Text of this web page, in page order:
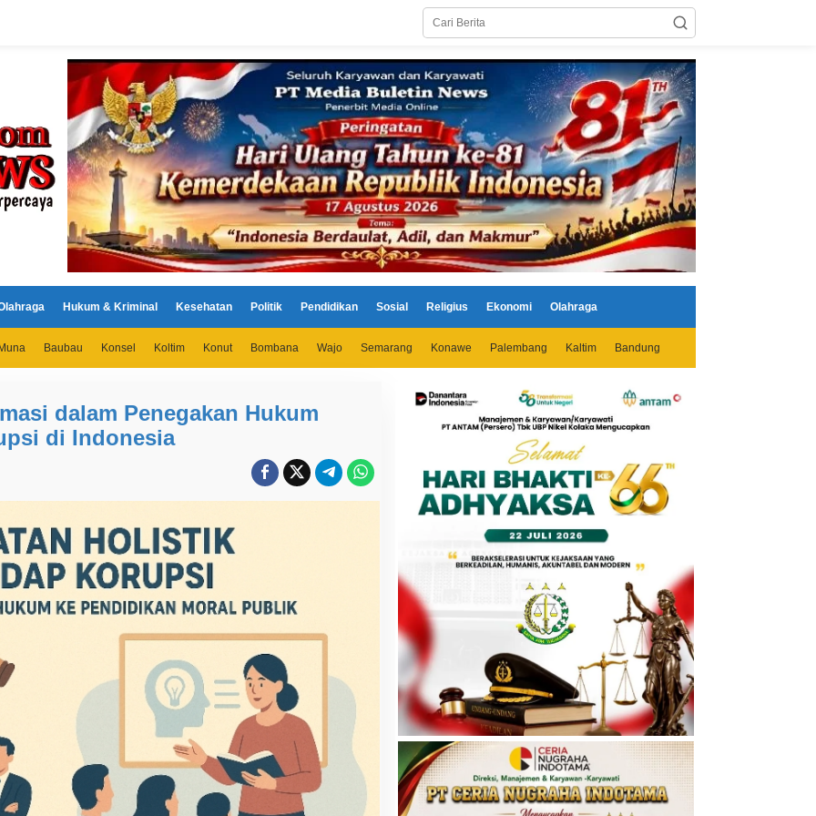
Hukum & Kriminal Kesehatan Politik Pendidikan Sosial Religius Ekonomi Olahraga
Baubau Konsel Koltim Konut Bombana Wajo Semarang Konawe Palembang Kaltim Bandung
dalam Penegakan Hukum
di Indonesia